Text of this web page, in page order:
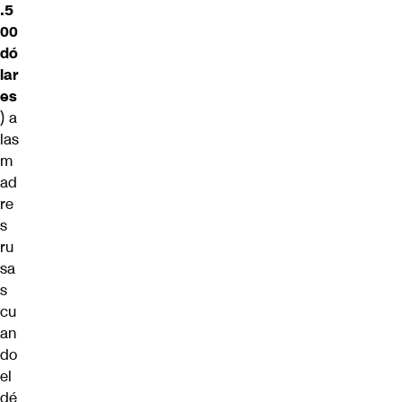
.5
00
dó
lar
es
) a
las
m
ad
re
s
ru
sa
s
cu
an
do
el